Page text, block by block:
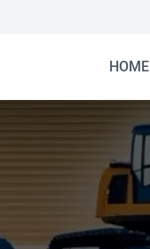
HOME